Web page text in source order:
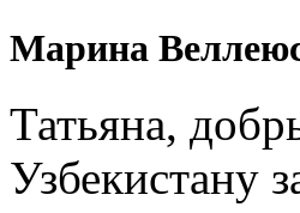
Марина
Татьяна,
Узбекистану